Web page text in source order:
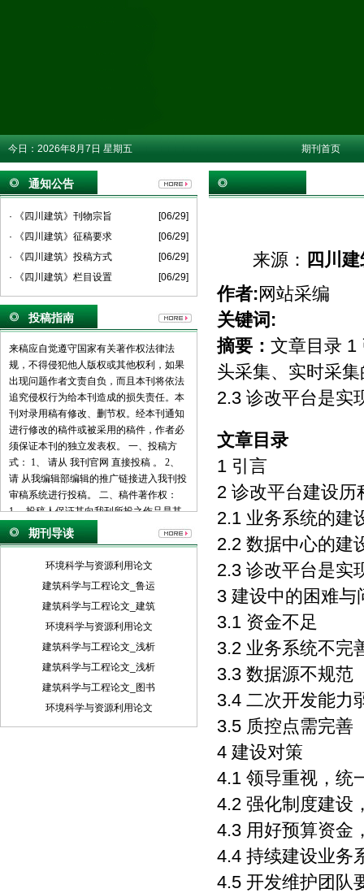
今日： 2026年8月7日 星期五 期刊首页
通知公告
· 《四川建筑》刊物宗旨
[06/29]
· 《四川建筑》征稿要求
[06/29]
· 《四川建筑》投稿方式
[06/29]
· 《四川建筑》栏目设置
[06/29]
投稿指南
来稿应自觉遵守国家有关著作权法律法
规，不得侵犯他人版权或其他权利，如果
出现问题作者文责自负，而且本刊将依法
追究侵权行为给本刊造成的损失责任。本
刊对录用稿有修改、删节权。经本刊通知
进行修改的稿件或被采用的稿件，作者必
须保证本刊的独立发表权。 一、投稿方
式： 1、 请从 我刊官网 直接投稿 。 2、
请 从我编辑部编辑的推广链接进入我刊投
审稿系统进行投稿。 二、稿件著作权：
1、 投稿人保证其向我刊所投之作品是其
本人或与他人合作创作之成果，或对所投
作品拥有合法的著作权，无第三人对其作
品提出可成立之权利主张。 2、 投稿人保
发表。 3、 投稿人保证其作品不含有违反
宪法、法律及损害社会公共利益之内容。
4、 投稿人向我刊所投之作品不得同时向
第三方投送，即不允许一稿多投。 5、 投
包括但不限于：通过网络向公众传播、复
制、摘编、表演、播放、展览、发行、摄
制电影、电视、录像制品、录制录音制
期刊导读
环境科学与资源利用论文
建筑科学与工程论文_鲁运
建筑科学与工程论文_建筑
环境科学与资源利用论文
建筑科学与工程论文_浅析
建筑科学与工程论文_浅析
建筑科学与工程论文_图书
环境科学与资源利用论文
来源： 四川
作者:网站采编
关键词:
摘要： 文章目录 1
头采集、实时采
2.3 诊改平台是实
文章目录
1 引言
2 诊改平台建设历
2.1 业务系统的建
2.2 数据中心的建
2.3 诊改平台是实
3 建设中的困难与
3.1 资金不足
3.2 业务系统不完
3.3 数据源不规范
3.4 二次开发能力
3.5 质控点需完善
4 建设对策
4.1 领导重视，统
4.2 强化制度建设
4.3 用好预算资金
4.4 持续建设业务
4.5 开发维护团队